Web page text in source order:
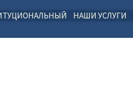
НАШИ УСЛУГИ